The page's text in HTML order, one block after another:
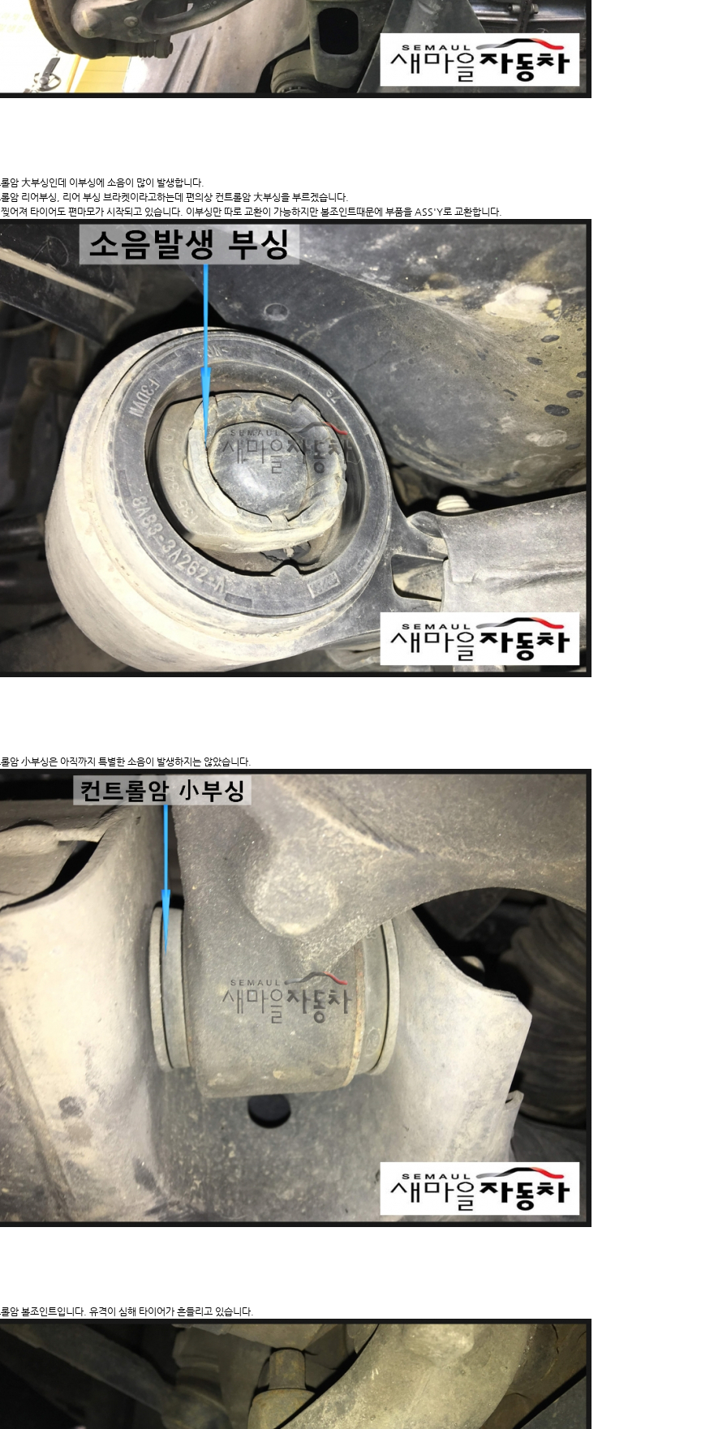
암 大부싱인데 이부싱에 소음이 많이 발생합니다.
암 리어부싱, 리어 부싱 브라켓이라고하는데 편의상 컨트롤암 大부싱을 부르겠습니다.
어져 타이어도 편마모가 시작되고 있습니다. 이부싱만 따로 교환이 가능하지만 볼조인트때문에 부품을 ASS'Y로 교환합니다.
암 小부싱은 아직까지 특별한 소음이 발생하지는 않았습니다.
암 볼조인트입니다. 유격이 심해 타이어가 흔들리고 있습니다.